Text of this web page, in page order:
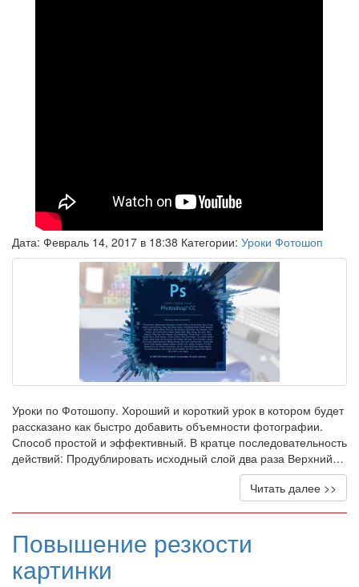
Дата: Февраль 14, 2017 в 18:38 Категории: Уроки Фотошоп
Уроки по Фотошопу. Хороший и короткий урок в котором будет
рассказано как быстро добавить объемности фотографии.
Способ простой и эффективный. В кратце последовательность
действий: Продублировать исходный слой два раза Верхний…
Читать далее >>
Повышение резкости
картинки